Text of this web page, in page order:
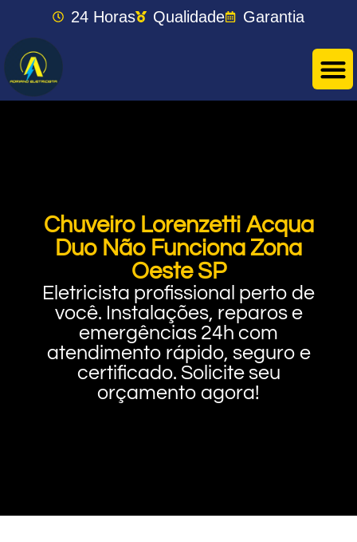
24 Horas Qualidade Garantia
Chuveiro Lorenzetti Acqua
Duo Não Funciona Zona
Oeste SP
Eletricista profissional perto de
você. Instalações, reparos e
emergências 24h com
atendimento rápido, seguro e
certificado. Solicite seu
orçamento agora!